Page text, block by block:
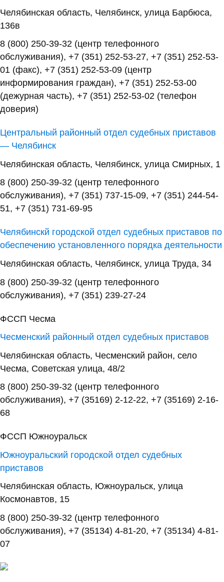
Челябинская область, Челябинск, улица Барбюса,
136в
8 (800) 250-39-32 (центр телефонного
обслуживания), +7 (351) 252-53-27, +7 (351) 252-53-
01 (факс), +7 (351) 252-53-09 (центр
информирования граждан), +7 (351) 252-53-00
(дежурная часть), +7 (351) 252-53-02 (телефон
доверия)
Центральный районный отдел судебных приставов
— Челябинск
Челябинская область, Челябинск, улица Смирных, 1
8 (800) 250-39-32 (центр телефонного
обслуживания), +7 (351) 737-15-09, +7 (351) 244-54-
51, +7 (351) 731-69-95
Челябинскй городской отдел судебных приставов по
обеспечению установленного порядка деятельности
Челябинская область, Челябинск, улица Труда, 34
8 (800) 250-39-32 (центр телефонного
обслуживания), +7 (351) 239-27-24
ФССП Чесма
Чесменский районный отдел судебных приставов
Челябинская область, Чесменский район, село
Чесма, Советская улица, 48/2
8 (800) 250-39-32 (центр телефонного
обслуживания), +7 (35169) 2-12-22, +7 (35169) 2-16-
68
ФССП Южноуральск
Южноуральский городской отдел судебных
приставов
Челябинская область, Южноуральск, улица
Космонавтов, 15
8 (800) 250-39-32 (центр телефонного
обслуживания), +7 (35134) 4-81-20, +7 (35134) 4-81-
07